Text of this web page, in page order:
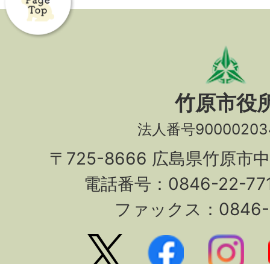
竹原市役
法人番号
〒725-8666 広島県竹原市
電話番号：0846-22-
ファックス：